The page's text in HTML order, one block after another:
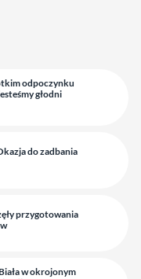
odpoczynku
głodni
do zadbania
przygotowania
w okrojonym